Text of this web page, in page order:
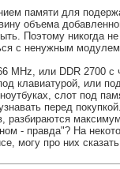
памяти для
объема
Поэтому никогда
с ненужным
MHz, или DDR
клавиатурой, или
слот под
перед
разбираются
- правда"? На
про них